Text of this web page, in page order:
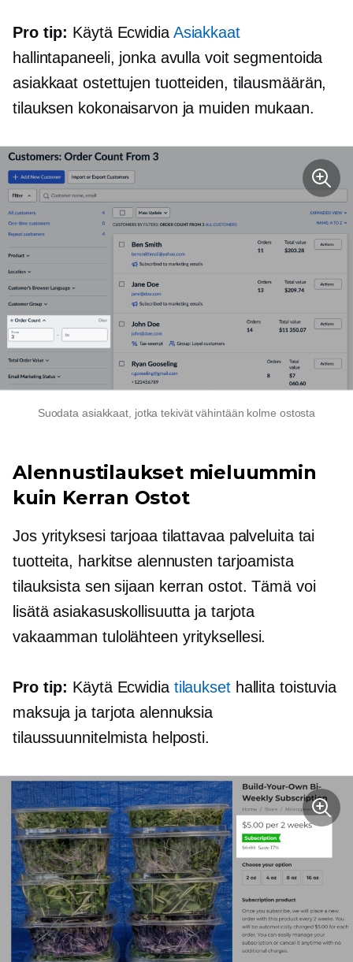
Pro tip: Käytä Ecwidia Asiakkaat
hallintapaneeli, jonka avulla voit segmentoida
asiakkaat ostettujen tuotteiden, tilausmäärän,
tilauksen kokonaisarvon ja muiden mukaan.
Suodata asiakkaat, jotka tekivät vähintään kolme ostosta
Alennustilaukset mieluummin
kuin Kerran Ostot
Jos yrityksesi tarjoaa tilattavaapalveluita tai
tuotteita, harkitse alennusten tarjoamista
tilauksista sen sijaan kerran ostot. Tämä voi
lisätä asiakasuskollisuutta ja tarjota
vakaamman tulolähteen yrityksellesi.
Pro tip: Käytä Ecwidia tilauksethallita toistuvia
maksuja ja tarjota alennuksia
tilaussuunnitelmista helposti.